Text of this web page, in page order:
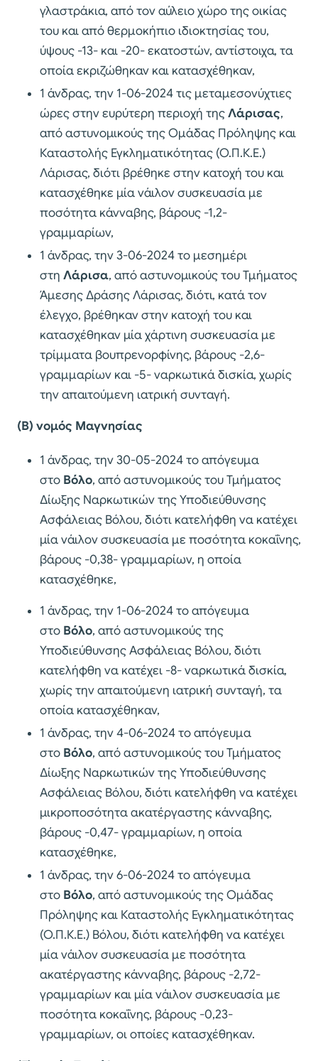
γλαστράκια, από τον αύλειο χώρο της οικίας
του και από θερμοκήπιο ιδιοκτησίας του,
ύψους -13- και -20- εκατοστών, αντίστοιχα, τα
οποία εκριζώθηκαν και κατασχέθηκαν,
1 άνδρας, την 1-06-2024 τις μεταμεσονύχτιες
ώρες στην ευρύτερη περιοχή τηςΛάρισας,
από αστυνομικούς της Ομάδας Πρόληψης και
Καταστολής Εγκληματικότητας (Ο.Π.Κ.Ε.)
Λάρισας, διότι βρέθηκε στην κατοχή του και
κατασχέθηκε μία νάιλον συσκευασία με
ποσότητα κάνναβης, βάρους -1,2-
γραμμαρίων,
1 άνδρας, την 3-06-2024 το μεσημέρι
στη Λάρισα, από αστυνομικούς του Τμήματος
Άμεσης Δράσης Λάρισας, διότι, κατά τον
έλεγχο, βρέθηκαν στην κατοχή του και
κατασχέθηκαν μία χάρτινη συσκευασία με
τρίμματα βουπρενορφίνης, βάρους -2,6-
γραμμαρίων και -5- ναρκωτικά δισκία, χωρίς
την απαιτούμενη ιατρική συνταγή.
(Β) νομός Μαγνησίας
1 άνδρας, την 30-05-2024 το απόγευμα
στο Βόλο, από αστυνομικούς του Τμήματος
Δίωξης Ναρκωτικών της Υποδιεύθυνσης
Ασφάλειας Βόλου, διότι κατελήφθη να κατέχει
μία νάιλον συσκευασία με ποσότητα κοκαΐνης,
βάρους -0,38- γραμμαρίων, η οποία
κατασχέθηκε,
1 άνδρας, την 1-06-2024 το απόγευμα
στο Βόλο, από αστυνομικούς της
Υποδιεύθυνσης Ασφάλειας Βόλου, διότι
κατελήφθη να κατέχει -8- ναρκωτικά δισκία,
χωρίς την απαιτούμενη ιατρική συνταγή, τα
οποία κατασχέθηκαν,
1 άνδρας, την 4-06-2024 το απόγευμα
στο Βόλο, από αστυνομικούς του Τμήματος
Δίωξης Ναρκωτικών της Υποδιεύθυνσης
Ασφάλειας Βόλου, διότι κατελήφθη να κατέχει
μικροποσότητα ακατέργαστης κάνναβης,
βάρους -0,47- γραμμαρίων, η οποία
κατασχέθηκε,
1 άνδρας, την 6-06-2024 το απόγευμα
στο Βόλο, από αστυνομικούς της Ομάδας
Πρόληψης και Καταστολής Εγκληματικότητας
(Ο.Π.Κ.Ε.) Βόλου, διότι κατελήφθη να κατέχει
μία νάιλον συσκευασία με ποσότητα
ακατέργαστης κάνναβης, βάρους -2,72-
γραμμαρίων και μία νάιλον συσκευασία με
ποσότητα κοκαΐνης, βάρους -0,23-
γραμμαρίων, οι οποίες κατασχέθηκαν.